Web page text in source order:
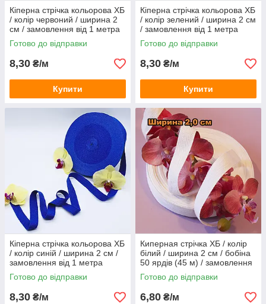
Кіперна стрічка кольорова ХБ
/ колір червоний / ширина 2
см / замовлення від 1 метра
Готово до відправки
8,30 ₴/м
Купити
Кіперна стрічка кольорова ХБ
/ колір зелений / ширина 2 см
/ замовлення від 1 метра
Готово до відправки
8,30 ₴/м
Купити
Кіперна стрічка кольорова ХБ
/ колір синій / ширина 2 см /
замовлення від 1 метра
Готово до відправки
8,30 ₴/м
Киперная стрічка ХБ / колір
білий / ширина 2 см / бобіна
50 ярдів (45 м) / замовлення
від 1 м
Готово до відправки
6,80 ₴/м